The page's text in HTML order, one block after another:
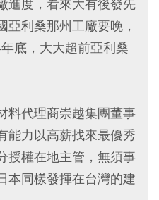
進度，看來大有後發先
利桑那州工廠要晚，
底，大大超前亞利桑
料代理商崇越集團董事
能力以高薪找來最優秀
授權在地主管，無須事
本同樣發揮在台灣的建